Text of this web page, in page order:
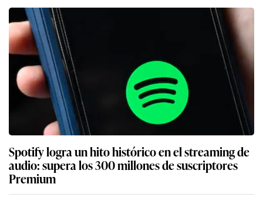
Spotify logra un hito histórico en el streaming de
audio: supera los 300 millones de suscriptores
Premium